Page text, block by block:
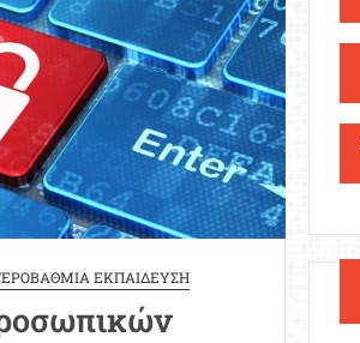
ΕΚΠΑΙΔΕΥΣΗ